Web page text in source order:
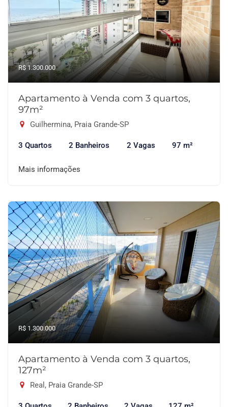
R$ 1.300.000
Apartamento à Venda com 3 quartos,
97m²
Guilhermina, Praia Grande-SP
3 Quartos 2 Banheiros 2 Vagas 97 m²
Mais informações
R$ 1.300.000
Apartamento à Venda com 3 quartos,
127m²
Real, Praia Grande-SP